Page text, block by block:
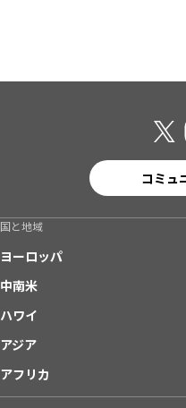
コミュ
国と地域
ヨーロッパ
中南米
ハワイ
アジア
アフリカ